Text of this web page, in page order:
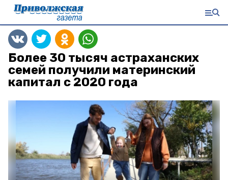
Более 30 тысяч астраханских
семей получили материнский
капитал с 2020 года